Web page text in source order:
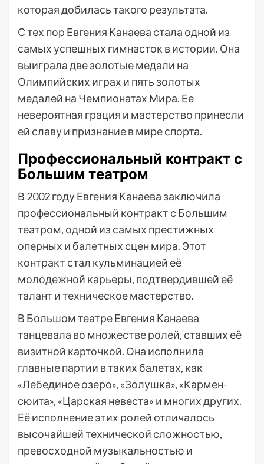
которая добилась такого результата.
С тех пор Евгения Канаева стала одной из
самых успешных гимнасток в истории. Она
выиграла две золотые медали на
Олимпийских играх и пять золотых
медалей на Чемпионатах Мира. Ее
невероятная грация и мастерство принесли
ей славу и признание в мире спорта.
Профессиональный контракт с
Большим театром
В 2002 году Евгения Канаева заключила
профессиональный контракт с Большим
театром, одной из самых престижных
оперных и балетных сцен мира. Этот
контракт стал кульминацией её
молодежной карьеры, подтвердившей её
талант и техническое мастерство.
В Большом театре Евгения Канаева
танцевала во множестве ролей, ставших её
визитной карточкой. Она исполнила
главные партии в таких балетах, как
«Лебединое озеро», «Золушка», «Кармен-
сюита», «Царская невеста» и многих других.
Её исполнение этих ролей отличалось
высочайшей технической сложностью,
превосходной музыкальностью и